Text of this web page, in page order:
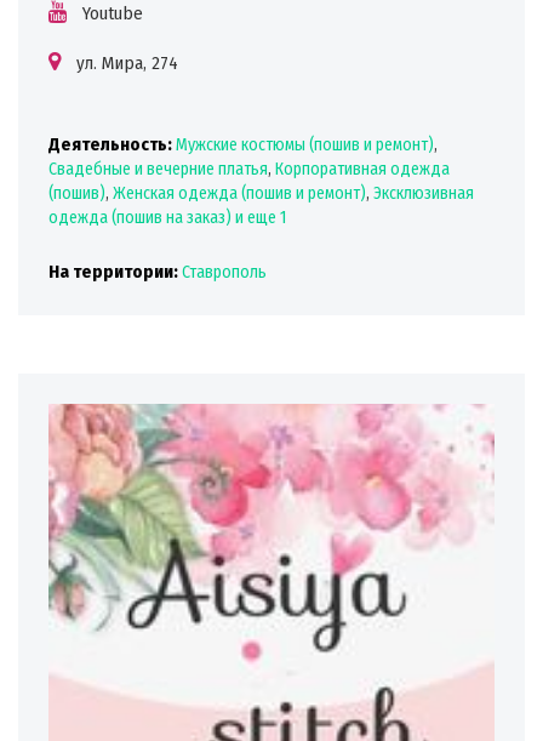
Youtube
ул. Мира, 274
Деятельность:Мужские костюмы (пошив и ремонт),
Свадебные и вечерние платья, Корпоративная одежда
(пошив), Женская одежда (пошив и ремонт), Эксклюзивная
одежда (пошив на заказ) и еще 1
На территории:Ставрополь